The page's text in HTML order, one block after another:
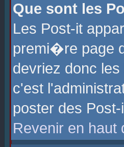
Que sont les
Les Post-it
premi�re page
devriez donc
c'est
poster des
Revenir en haut